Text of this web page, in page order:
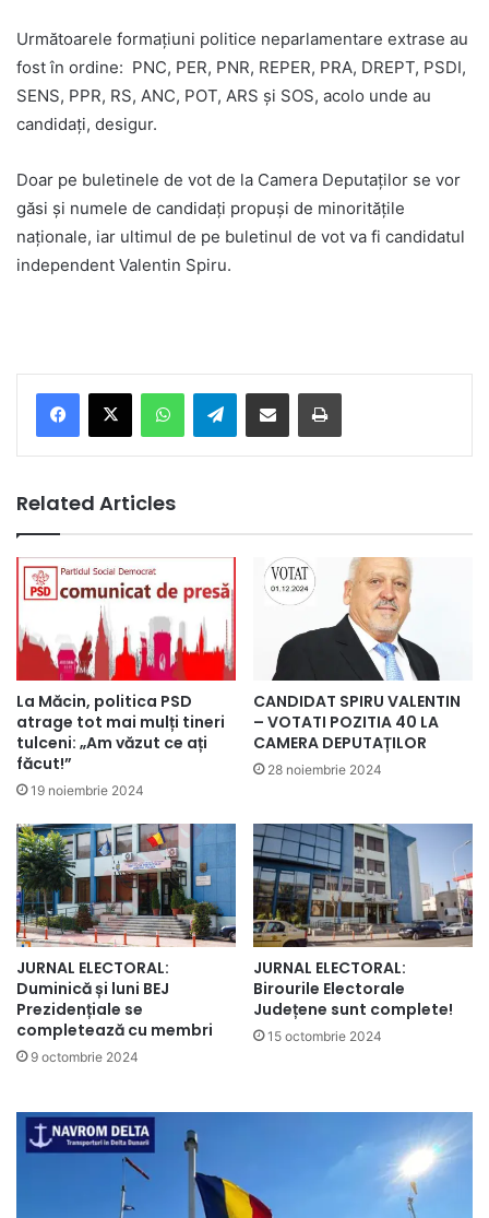
Următoarele formațiuni politice neparlamentare extrase au
fost în ordine: PNC, PER, PNR, REPER, PRA, DREPT, PSDI,
SENS, PPR, RS, ANC, POT, ARS și SOS, acolo unde au
candidați, desigur.
Doar pe buletinele de vot de la Camera Deputaților se vor
găsi și numele de candidați propuși de minoritățile
naționale, iar ultimul de pe buletinul de vot va fi candidatul
independent Valentin Spiru.
Telegram
Related Articles
La Măcin, politica PSD
atrage tot mai mulți tineri
tulceni: „Am văzut ce ați
făcut!”
19 noiembrie 2024
CANDIDAT SPIRU VALENTIN
– VOTATI POZITIA 40 LA
CAMERA DEPUTAȚILOR
28 noiembrie 2024
JURNAL ELECTORAL:
Duminică și luni BEJ
Prezidențiale se
completează cu membri
9 octombrie 2024
JURNAL ELECTORAL:
Birourile Electorale
Județene sunt complete!
15 octombrie 2024